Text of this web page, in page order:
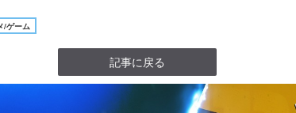
/ゲーム
記事に戻る